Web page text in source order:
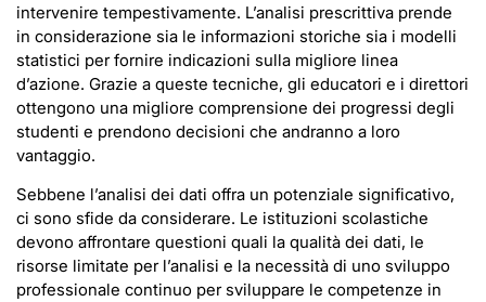
intervenire tempestivamente. L’analisi prescrittiva prende
in considerazione sia le informazioni storiche sia i modelli
statistici per fornire indicazioni sulla migliore linea
d’azione. Grazie a queste tecniche, gli educatori e i direttori
ottengono una migliore comprensione dei progressi degli
studenti e prendono decisioni che andranno a loro
vantaggio.
Sebbene l’analisi dei dati offra un potenziale significativo,
ci sono sfide da considerare. Le istituzioni scolastiche
devono affrontare questioni quali la qualità dei dati, le
risorse limitate per l’analisi e la necessità di uno sviluppo
professionale continuo per sviluppare le competenze in